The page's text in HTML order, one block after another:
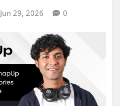
Jun 29, 2026 0